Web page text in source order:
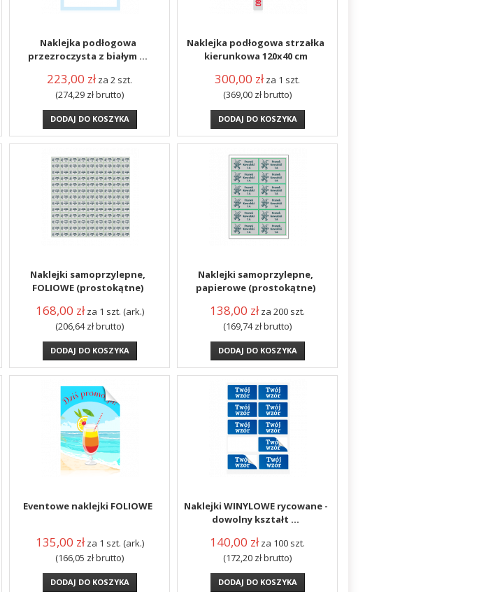
Naklejka podłogowa
przezroczysta z białym ...
223,00 złza 2 szt.
(274,29 złbrutto)
DODAJ DO KOSZYKA
Naklejka podłogowa strzałka
kierunkowa 120x40 cm
300,00 złza 1 szt.
(369,00 złbrutto)
DODAJ DO KOSZYKA
Naklejki samoprzylepne,
FOLIOWE (prostokątne)
168,00 złza 1 szt. (ark.)
(206,64złbrutto)
DODAJ DO KOSZYKA
Naklejki samoprzylepne,
papierowe (prostokątne)
138,00 złza 200 szt.
(169,74złbrutto)
DODAJ DO KOSZYKA
Eventowe naklejki FOLIOWE
135,00 złza 1 szt. (ark.)
(166,05 złbrutto)
DODAJ DO KOSZYKA
Naklejki WINYLOWE rycowane -
dowolny kształt ...
140,00 złza 100 szt.
(172,20 złbrutto)
DODAJ DO KOSZYKA